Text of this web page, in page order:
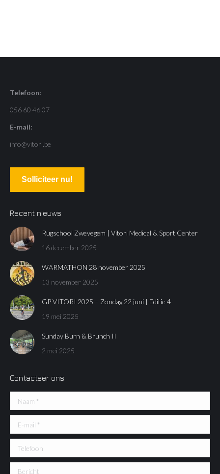
Telefoon:
056 60 46 07
E-mail:
info@vitori.be
Solliciteer nu!
Recent nieuws
Rugschool Zwevegem | Vitori Medical & Sport Center
16 december 2025
WARMATHON 28 november 2025
13 november 2025
GP VITORI 2025 – Zondag 22 juni | Editie 4
19 mei 2025
Sunday Burn & Brunch II
2 mei 2025
Contacteer ons
Naam *
E-mail *
Telefoon
Bericht